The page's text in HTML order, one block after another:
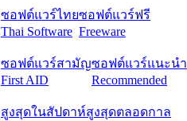
ซอฟต์แวร์ไทย
Thai Software
ซอฟต์แวร์ฟรี
Freeware
ซอฟต์แวร์สามัญ
First AID
ซอฟต์แวร์แนะนำ
Recommended
สูงสุดในสัปดาห์สูงสุดตลอดกาล